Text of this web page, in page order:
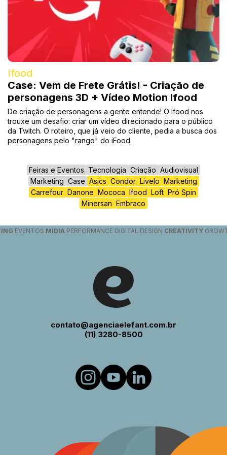
Ifood
Case: Vem de Frete Grátis! - Criação de
personagens 3D + Vídeo Motion Ifood
De criação de personagens a gente entende! O Ifood nos
trouxe um desafio: criar um vídeo direcionado para o público
da Twitch. O roteiro, que já veio do cliente, pedia a busca dos
personagens pelo "rango" do iFood.
Feiras e Eventos Tecnologia Criação Audiovisual
Marketing Case Asics Condor Livelo Marketing
Carrefour Danone Mococa Ifood Loft Pró Spin
Minersan Embraco
EVENTOS MÍDIAPERFORMANCE DIGITAL DESIGN CREATIVITY
contato@agenciaelefant.com.br
(11) 3280-8500